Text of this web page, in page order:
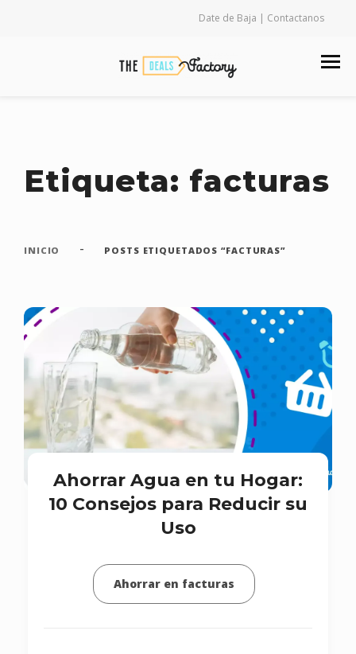
Etiqueta: facturas
INICIO - POSTS ETIQUETADOS “FACTURAS”
Ahorrar Agua en tu Hogar:
10 Consejos para Reducir su
Uso
Ahorrar en facturas
Date de Baja | Contactanos